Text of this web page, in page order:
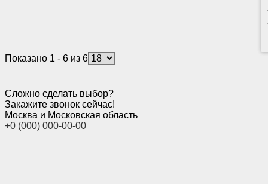
Показано 1 - 6 из 6
Сложно сделать выбор?
Закажите звонок сейчас!
Москва и Московская область
+0 (000) 000-00-00